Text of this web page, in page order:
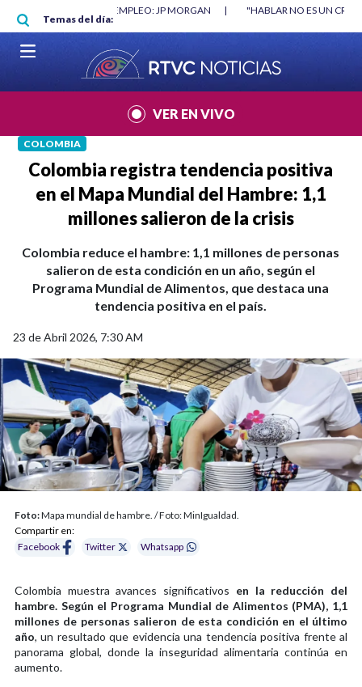
Pasar al contenido principal
Temas del día:
"HABLAR NO ES UN CRIMEN": CARTA DE BETO CORAL |
VER EN VIVO
COLOMBIA
Colombia registra tendencia positiva
en el Mapa Mundial del Hambre: 1,1
millones salieron de la crisis
Colombia reduce el hambre: 1,1 millones de personas
salieron de esta condición en un año, según el
Programa Mundial de Alimentos, que destaca una
tendencia positiva en el país.
23 de Abril 2026, 7:30 AM
Foto:Mapa mundial de hambre. / Foto: MinIgualdad.
Compartir en:
Facebook
Twitter Whatsapp
Colombia muestra avances significativos en la reducción del
hambre. Según el Programa Mundial de Alimentos (PMA), 1,1
millones de personas salieron de esta condición en el último
año, un resultado que evidencia una tendencia positiva frente al
panorama global, donde la inseguridad alimentaria continúa en
aumento.